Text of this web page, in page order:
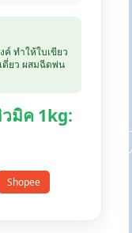
ทำให้ใบเขียว
ดี่ยว ผสมฉีดพ่น
มิค 1kg:
Shopee